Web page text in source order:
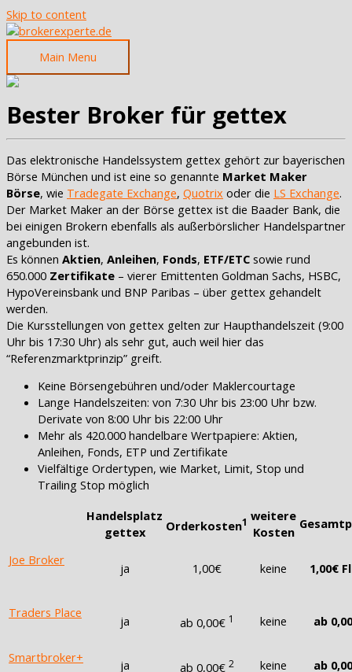
Skip to content
Main Menu
Bester Broker für gettex
Das elektronische Handelssystem gettex gehört zur bayerischen
Börse München und ist eine so genannte Market Maker
Börse, wie Tradegate Exchange, Quotrix oder die LS Exchange.
Der Market Maker an der Börse gettex ist die Baader Bank, die
bei einigen Brokern ebenfalls als außerbörslicher Handelspartner
angebunden ist.
Es können Aktien, Anleihen, Fonds, ETF/ETC sowie rund
650.000 Zertifikate – vierer Emittenten Goldman Sachs, HSBC,
HypoVereinsbank und BNP Paribas – über gettex gehandelt
werden.
Die Kursstellungen von gettex gelten zur Haupthandelszeit (9:00
Uhr bis 17:30 Uhr) als sehr gut, auch weil hier das
“Referenzmarktprinzip” greift.
Keine Börsengebühren und/oder Maklercourtage
Lange Handelszeiten: von 7:30 Uhr bis 23:00 Uhr bzw.
Derivate von 8:00 Uhr bis 22:00 Uhr
Mehr als 420.000 handelbare Wertpapiere: Aktien,
Anleihen, Fonds, ETP und Zertifikate
Vielfältige Ordertypen, wie Market, Limit, Stop und
Trailing Stop möglich
Handelsplatz
gettex
Orderkosten1 weitere
Kosten
Joe Broker
ja 1,00€ keine 1,00€
Traders Place
ja ab 0,00€ 1 keine ab
Smartbroker+ ja ab 0,00€ 2 keine
ab